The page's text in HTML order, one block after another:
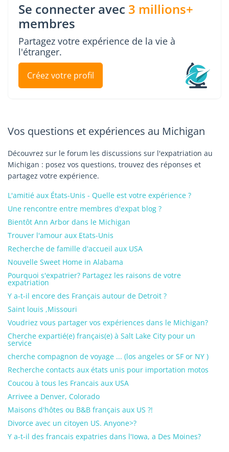
Se connecter avec 3 millions+
membres
Partagez votre expérience de la vie à
l'étranger.
Créez votre profil
Vos questions et expériences au Michigan
Découvrez sur le forum les discussions sur l'expatriation au
Michigan : posez vos questions, trouvez des réponses et
partagez votre expérience.
L'amitié aux États-Unis - Quelle est votre expérience ?
Une rencontre entre membres d'expat blog ?
Bientôt Ann Arbor dans le Michigan
Trouver l'amour aux Etats-Unis
Recherche de famille d'accueil aux USA
Nouvelle Sweet Home in Alabama
Pourquoi s'expatrier? Partagez les raisons de votre
expatriation
Y a-t-il encore des Français autour de Detroit ?
Saint louis ,Missouri
Voudriez vous partager vos expériences dans le Michigan?
Cherche expartié(e) français(e) à Salt Lake City pour un
service
cherche compagnon de voyage ... (los angeles or SF or NY )
Recherche contacts aux états unis pour importation motos
Coucou à tous les Francais aux USA
Arrivee a Denver, Colorado
Maisons d'hôtes ou B&B français aux US ?!
Divorce avec un citoyen US. Anyone>?
Y a-t-il des francais expatries dans l'Iowa, a Des Moines?